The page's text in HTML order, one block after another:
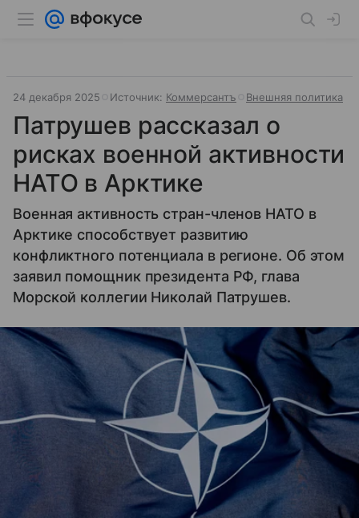
24 декабря 2025 Источник: Коммерсантъ Внешняя политика
Патрушев рассказал о
рисках военной активности
НАТО в Арктике
Военная активность стран-членов НАТО в
Арктике способствует развитию
конфликтного потенциала в регионе. Об этом
заявил помощник президента РФ, глава
Морской коллегии Николай Патрушев.